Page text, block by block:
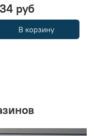
руб
В корзину